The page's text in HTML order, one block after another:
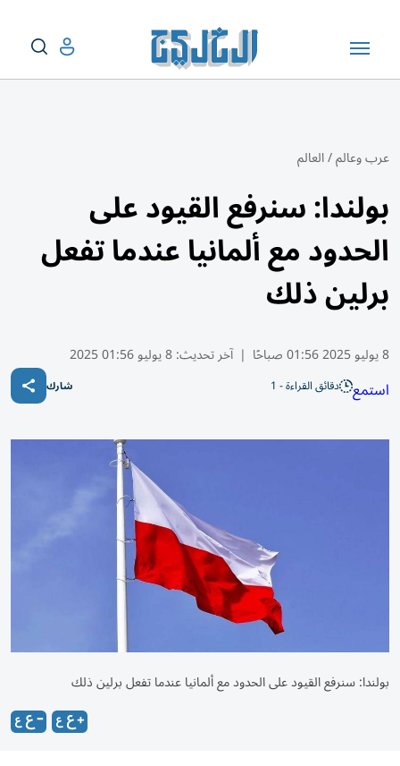
عرب وعالم/العالم
بولندا: سنرفع القيود على
الحدود مع ألمانيا عندما تفعل
برلين ذلك
8 يوليو 2025 01:56 صباحًا | آخر تحديث:8 يوليو 01:56 2025
استمع دقائق القراءة - 1 شارك
بولندا: سنرفع القيود على الحدود مع ألمانيا عندما تفعل برلين ذلك